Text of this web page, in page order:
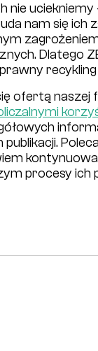
uciekniemy
nam się ich
Dlatego
recykling
ofertą naszej
procesy ich